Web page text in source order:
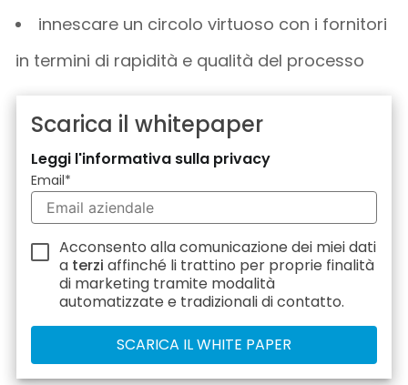
innescare un circolo virtuoso con i fornitori
in termini di rapidità e qualità del processo
Scarica il whitepaper
Leggi l'informativa sulla privacy
Email*
Acconsento alla comunicazione dei miei dati
a terzi affinché li trattino per proprie finalità
di marketing tramite modalità
automatizzate e tradizionali di contatto.